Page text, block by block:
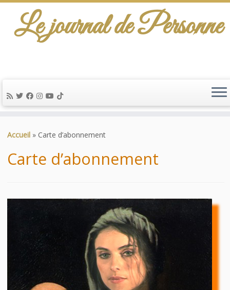
au
Le journal de Personne
Accueil » Carte d’abonnement
Carte d’abonnement